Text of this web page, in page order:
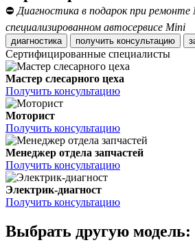
⛔ Диагностика в подарок при
специализированном автосервисе Mini
диагностика получить консультацию
Сертифицированные специалисты
Мастер слесарного цеха
Получить консультацию
Моторист
Получить консультацию
Менеджер отдела запчастей
Получить консультацию
Электрик-диагност
Получить консультацию
Выбрать другую модель: